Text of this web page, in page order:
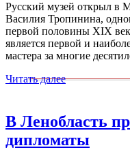
Русский музей открыл в
Василия Тропинина,
первой половины XIX
является первой и
мастера за многие
Читать далее
В Ленобласть
дипломаты